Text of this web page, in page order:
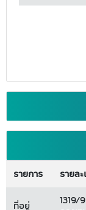
รายการ รายล
ที่อยู่
1319/